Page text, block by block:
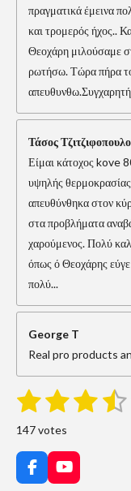
πραγματικά έμεινα
και τρομερός ήχος..
Θεοχάρη μιλούσαμε
ρωτήσω. Τώρα πήρα
Τάσος
Είμαι κάτοχος kove
υψηλής
απευθύνθηκα στον
στα προβλήματα
χαρούμενος. Πολύ
όπως ό Θεοχάρης εύγε
πολύ...
George T
Real pro products
R
t
i
n
1
s
t
a
2
s
t
a
3
t
a
4
147 votes
F
Y